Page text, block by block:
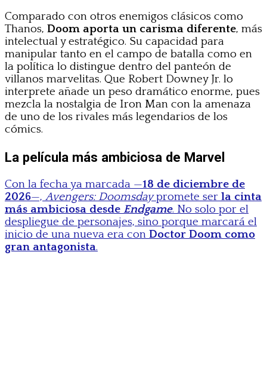
Comparado con otros enemigos clásicos como
Thanos, Doom aporta un carisma diferente, más
intelectual y estratégico. Su capacidad para
manipular tanto en el campo de batalla como en
la política lo distingue dentro del panteón de
villanos marvelitas. Que Robert Downey Jr. lo
interprete añade un peso dramático enorme, pues
mezcla la nostalgia de Iron Man con la amenaza
de uno de los rivales más legendarios de los
cómics.
La película más ambiciosa de Marvel
Con la fecha ya marcada —18 de diciembre de
2026—,Avengers: Doomsdaypromete ser la cinta
más ambiciosa desde Endgame. No solo por el
despliegue de personajes, sino porque marcará el
inicio de una nueva era con Doctor Doom como
gran antagonista.